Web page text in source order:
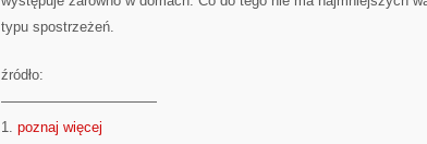
typu spostrzeżeń.
źródło:
———————————
1. poznaj więcej